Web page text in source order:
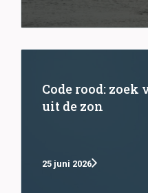
Code rood:
uit de zon
25 juni 2026